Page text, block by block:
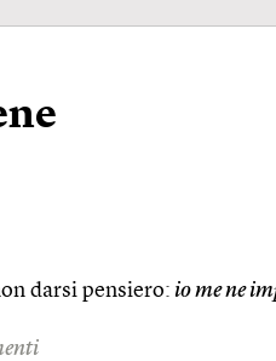
darsi pensiero: io me ne